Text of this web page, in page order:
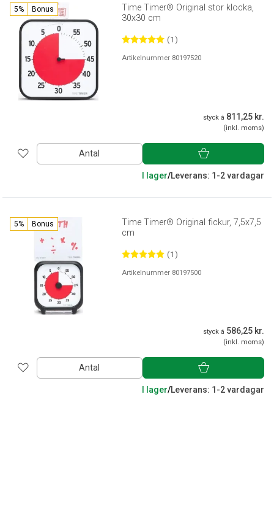
5% Bonus
Time Timer® Original stor klocka,
30x30 cm
(1)
Artikelnummer 80197520
styck á 811,25 kr.
(inkl. moms)
Antal
I lager/Leverans: 1-2 vardagar
5% Bonus
Time Timer® Original fickur, 7,5x7,5
cm
(1)
Artikelnummer 80197500
styck á 586,25 kr.
(inkl. moms)
Antal
I lager/Leverans: 1-2 vardagar